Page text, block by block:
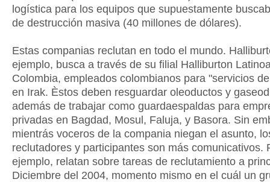
logística para los equipos que supuestamente
de destrucción masiva (40 millones de dólares).
Estas companias reclutan en todo el mundo.
ejemplo, busca a través de su filial Halliburton
Colombia, empleados colombianos para "servicios
en Irak. Èstos deben resguardar oleoductos y
además de trabajar como guardaespaldas para
privadas en Bagdad, Mosul, Faluja, y Basora. Sin
mientrás voceros de la compania niegan el asunto,
reclutadores y participantes son más comunicativos.
ejemplo, relatan sobre tareas de reclutamiento a
Diciembre del 2004, momento mismo en el cuál un